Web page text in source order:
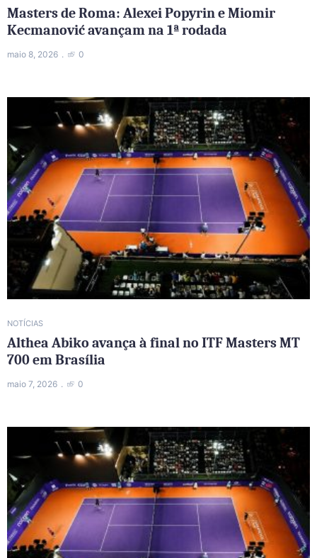
Masters de Roma: Alexei Popyrin e Miomir
Kecmanović avançam na 1ª rodada
maio 8, 2026 0
NOTÍCIAS
Althea Abiko avança à final no ITF Masters MT
700 em Brasília
maio 7, 2026 0